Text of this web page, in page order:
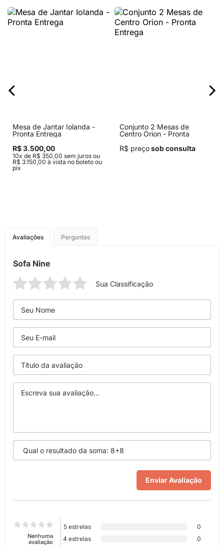
Mesa de Jantar Iolanda -
Pronta Entrega
R$ 3.500,00
10x de R$ 350,00 sem juros ou
R$ 3.150,00 à vista no boleto ou
pix
Conjunto 2 Mesas de
Centro Orion - Pronta
R$ preçosob consulta
Avaliações Perguntas
Sofa Nine
Sua Classificação
Nenhuma
avaliação
5 estrelas
0
4 estrelas
0